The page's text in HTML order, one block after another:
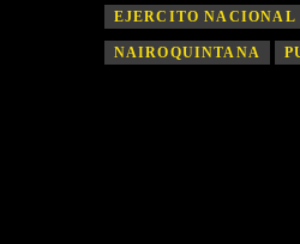
EJERCITO NACIONAL
NAIROQUINTANA